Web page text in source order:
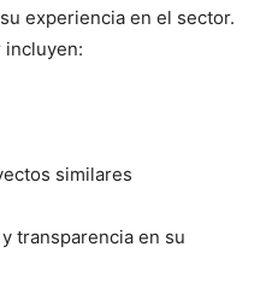
experiencia en el sector.
incluyen:
similares
transparencia en su